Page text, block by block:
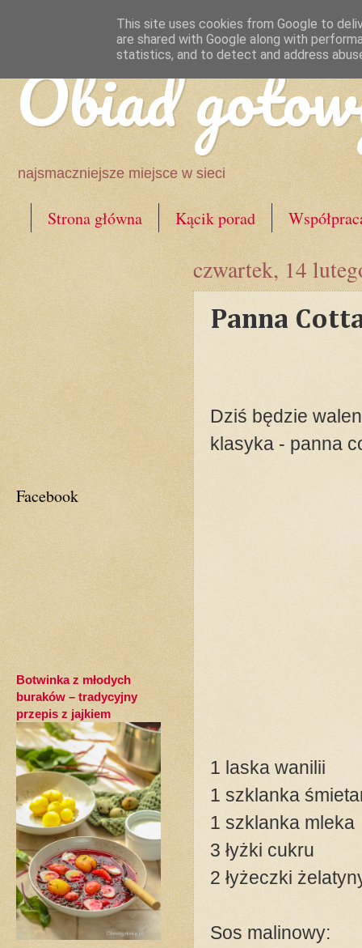
Obiad
najsmaczniejsze miejsce w sieci
Strona główna Kącik porad
czwartek, 14
Panna
Dziś będzie
klasyka - panna
1 laska wanilii
1 szklanka
1 szklanka mleka
3 łyżki cukru
2 łyżeczki
Sos malinowy:
Facebook
Botwinka z młodych
buraków – tradycyjny
przepis z jajkiem
This site uses cookies from Google to
are shared with Google along with
statistics, and to detect and address